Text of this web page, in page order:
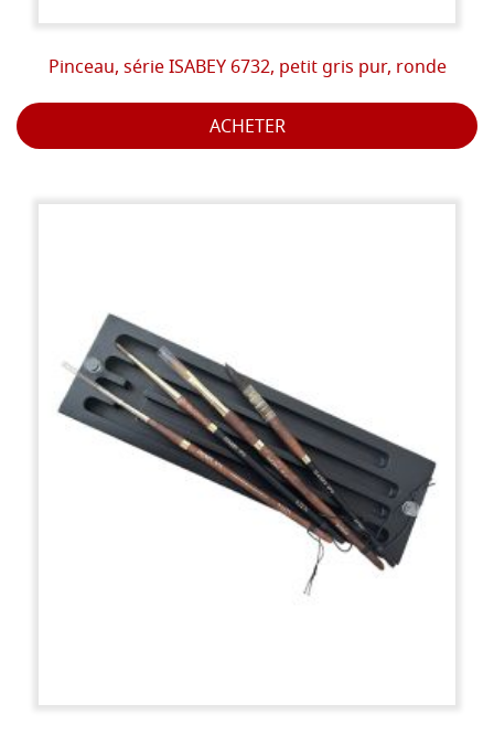
Pinceau, série ISABEY 6732, petit gris pur, ronde
ACHETER